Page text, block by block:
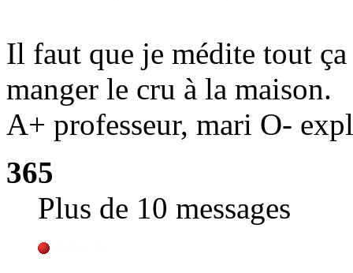
Il faut que je médite tout
manger le cru à la maison.
A+ professeur, mari O-
365
Plus de 10 messages